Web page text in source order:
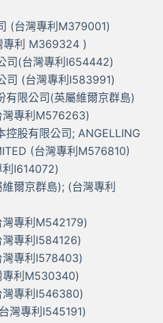
(台灣專利M379001)
專利 M369324 )
司(台灣專利I654442)
司 (台灣專利I583991)
有限公司(英屬維爾京群島)
灣專利M576263)
控股有限公司; ANGELLING
(台灣專利M576810)
I614072)
爾京群島); (台灣專利
專利M542179)
專利I584126)
灣專利I578403)
專利M530340)
灣專利I546380)
灣專利I545191)